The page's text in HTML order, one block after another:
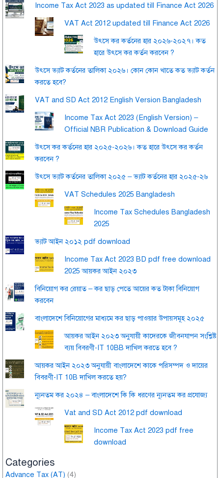
Income Tax Act 2023 as updated till Finance Act 2026
VAT Act 2012 updated till Finance Act 2026
উৎসে কর কর্তনের হার ২০২৬-২০২৭। কত
হারে উৎসে কর কর্তন করবেন ?
উৎসে ভ্যাট কর্তনের তালিকা ২০২৬। কোন কোন খাতে কত ভ্যাট কর্তন
করতে হবে?
VAT and SD Act 2012 English Version Bangladesh
Income Tax Act 2023 (English Version) –
Official NBR Publication & Download Guide
উৎসে কর কর্তনের হার ২০২৫-২০২৬। কত হারে উৎসে কর কর্তন
করবেন ?
উৎসে ভ্যাট কর্তনের তালিকা ২০২৫ – ভ্যাট কর্তনের হার ২০২৫-২৬
VAT Schedules 2025 Bangladesh
Income Tax Schedules Bangladesh
2025
ভ্যাট আইন ২০১২ pdf download
Income Tax Act 2023 BD pdf free download
2025 আয়কর আইন ২০২৩
বিনিয়োগ কর রেয়াত – কর ছাড় পেতে আয়ের কত টাকা বিনিয়োগ
করবেন
বাংলাদেশে বিনিয়োগের মাধ্যমে কর ছাড় পাওয়ার উপায়সমূহ ২০২৫
আয়কর আইন ২০২৩ অনুযায়ী কাদেরকে জীবনযাপন সংশ্লিষ্ট
ব্যয় বিবরণী-IT 10BB দাখিল করতে হবে ?
আয়কর আইন ২০২৩ অনুযায়ী বাংলাদেশে কাকে পরিসম্পদ ও দায়ের
বিবরণী-IT 10B দাখিল করতে হয়?
ন্যূনতম কর ২০২৪ – বাংলাদেশে কি কি ধরণের ন্যূনতম কর প্রযোজ্য
Vat and SD Act 2012 pdf download
Income Tax Act 2023 pdf free
download
Categories
Advance Tax (AT) (4)